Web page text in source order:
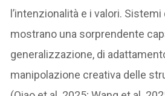
l’intenzionalità e i valori.
mostrano una sorprendente
generalizzazione, di
manipolazione creativa delle